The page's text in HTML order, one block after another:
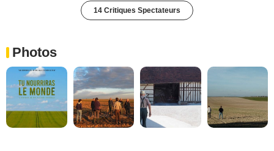
14 Critiques Spectateurs
Photos